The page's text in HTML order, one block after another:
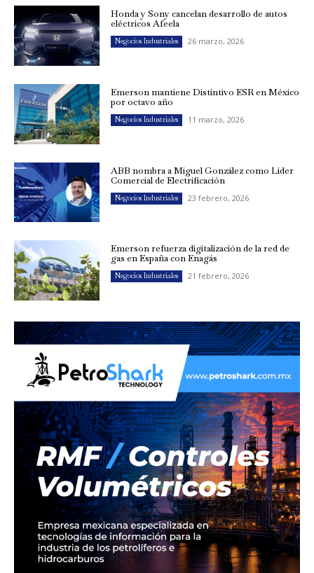
Honda y Sony cancelan desarrollo de autos
eléctricos Afeela
Negocios Industriales 26 marzo, 2026
Emerson mantiene Distintivo ESR en México
por octavo año
Negocios Industriales 11 marzo, 2026
ABB nombra a Miguel González como Líder
Comercial de Electrificación
Negocios Industriales 23 febrero, 2026
Emerson refuerza digitalización de la red de
gas en España con Enagás
Negocios Industriales 21 febrero, 2026